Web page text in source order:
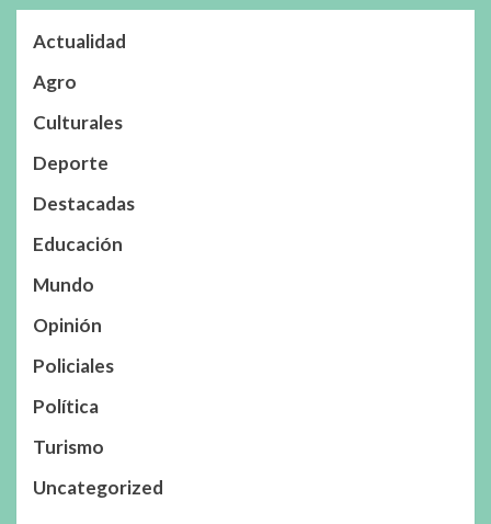
Actualidad
Agro
Culturales
Deporte
Destacadas
Educación
Mundo
Opinión
Policiales
Política
Turismo
Uncategorized